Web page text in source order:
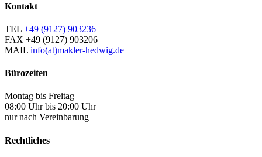
Kontakt
TEL +49 (9127) 903236
FAX +49 (9127) 903206
MAIL info(at)makler-hedwig.de
Bürozeiten
Montag bis Freitag
08:00 Uhr bis 20:00 Uhr
nur nach Vereinbarung
Rechtliches